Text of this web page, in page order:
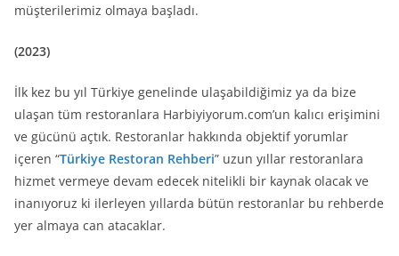
müşterilerimiz olmaya başladı.
(2023)
İlk kez bu yıl Türkiye genelinde ulaşabildiğimiz ya da bize
ulaşan tüm restoranlara Harbiyiyorum.com’un kalıcı erişimini
ve gücünü açtık. Restoranlar hakkında objektif yorumlar
içeren “Türkiye Restoran Rehberi” uzun yıllar restoranlara
hizmet vermeye devam edecek nitelikli bir kaynak olacak ve
inanıyoruz ki ilerleyen yıllarda bütün restoranlar bu rehberde
yer almaya can atacaklar.